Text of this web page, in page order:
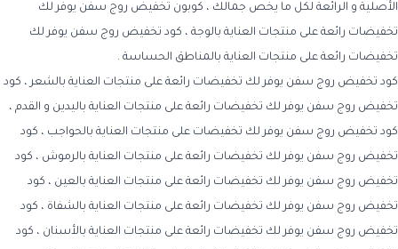
الأصلية و الرائعة لكل ما يخص جمالك ، كوبون تخفيض روج سفن يوفر لك
تخفيضات رائعة على منتجات العناية بالوجة ، كود تخفيض روج سفن يوفر لك
تخفيضات رائعة على منتجات العناية بالمناطق الحساسة .
كود تخفيض روج سفن يوفر لك تخفيضات رائعة على منتجات العناية بالشعر ، كود
تخفيض روج سفن يوفر لك تخفيضات رائعة على منتجات العناية باليدين و القدم ،
كود تخفيض روج سفن يوفر لك تخفيضات على منتجات العناية بالحواجب ، كود
تخفيض روج سفن يوفر لك تخفيضات رائعة على منتجات العناية بالرموش ، كود
تخفيض روج سفن يوفر لك تخفيضات رائعة على منتجات العناية بالعين ، كود
تخفيض روج سفن يوفر لك تخفيضات رائعة على منتجات العناية بالشفاة ، كود
تخفيض روج سفن يوفر لك تخفيضات رائعة على منتجات العناية بالأسنان ، كود